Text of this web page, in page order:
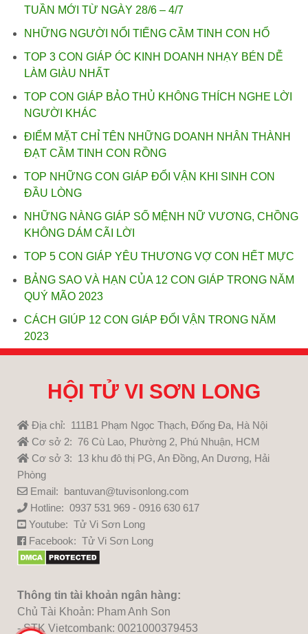
TUẦN MỚI TỪ NGÀY 28/6 – 4/7
NHỮNG NGƯỜI NỔI TIẾNG CẦM TINH CON HỔ
TOP 3 CON GIÁP ÓC KINH DOANH NHẠY BÉN DỄ
LÀM GIÀU NHẤT
TOP CON GIÁP BẢO THỦ KHÔNG THÍCH NGHE LỜI
NGƯỜI KHÁC
ĐIỂM MẶT CHỈ TÊN NHỮNG DOANH NHÂN THÀNH
ĐẠT CẦM TINH CON RỒNG
TOP NHỮNG CON GIÁP ĐỔI VẬN KHI SINH CON
ĐẦU LÒNG
NHỮNG NÀNG GIÁP SỐ MỆNH NỮ VƯƠNG, CHỒNG
KHÔNG DÁM CÃI LỜI
TOP 5 CON GIÁP YÊU THƯƠNG VỢ CON HẾT MỰC
BẢNG SAO VÀ HẠN CỦA 12 CON GIÁP TRONG NĂM
QUÝ MÃO 2023
CÁCH GIÚP 12 CON GIÁP ĐỔI VẬN TRONG NĂM
2023
HỘI TỬ VI SƠN LONG
Địa chỉ: 111B1 Phạm Ngọc Thạch, Đống Đa, Hà Nội
Cơ sở 2: 76 Cù Lao, Phường 2, Phú Nhuận, HCM
Cơ sở 3: 13 khu đô thị PG, An Đồng, An Dương, Hải
Phòng
Email: bantuvan@tuvisonlong.com
Hotline: 0937 531 969 - 0916 630 617
Youtube: Tử Vi Sơn Long
Facebook: Tử Vi Sơn Long
Thông tin tài khoản ngân hàng:
Chủ Tài Khoản: Pham Anh Son
- STK Vietcombank: 0021000379453